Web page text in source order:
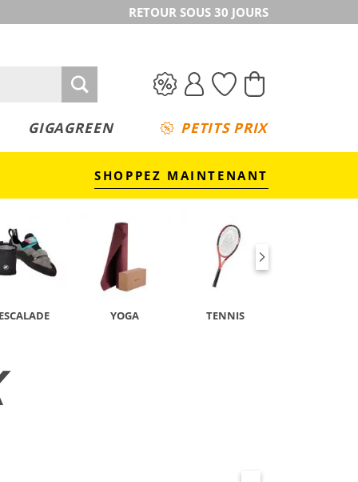
RETOUR SOUS 30 JOURS
GIGAGREEN PETITS PRIX
SHOPPEZ MAINTENANT
YOGA TENNIS